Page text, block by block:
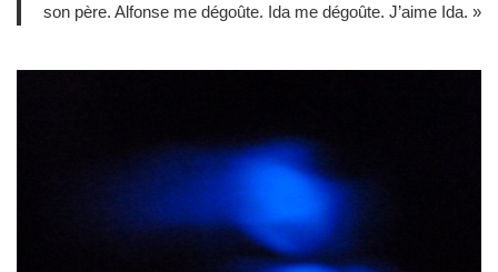
son père. Alfonse me dégoûte. Ida me dégoûte. J’aime Ida. »